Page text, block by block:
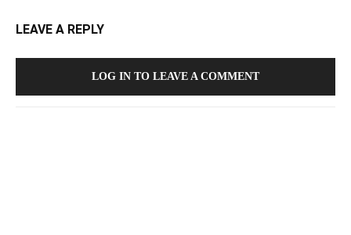
LEAVE A REPLY
LOG IN TO LEAVE A COMMENT